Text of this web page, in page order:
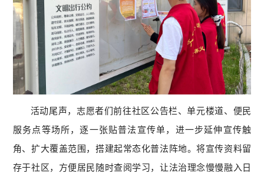
活动尾声，志愿者们前往社区公告栏、单元楼道、便民
服务点等场所，逐一张贴普法宣传单，进一步延伸宣传触
角、扩大覆盖范围，搭建起常态化普法阵地。将宣传资料留
存于社区，方便居民随时查阅学习，让法治理念慢慢融入日